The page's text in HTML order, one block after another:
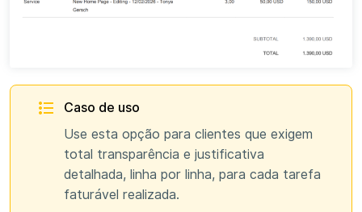
Caso de uso
Use esta opção para clientes que exigem
total transparência e justificativa
detalhada, linha por linha, para cada tarefa
faturável realizada.